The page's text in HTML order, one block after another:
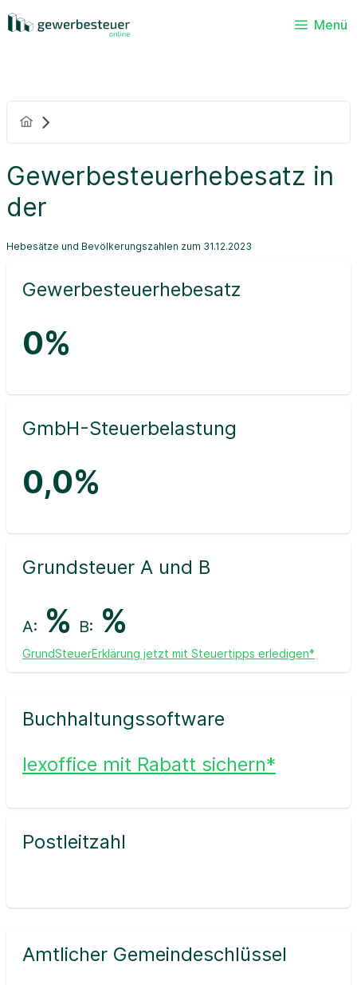
Menü
Gewerbesteuerhebesatz in
der
Hebesätze und Bevölkerungszahlen zum 31.12.2023
Gewerbesteuerhebesatz
0%
GmbH-Steuerbelastung
0,0%
Grundsteuer A und B
A: % B: %
GrundSteuerErklärung jetzt mit Steuertipps erledigen*
Buchhaltungssoftware
lexoffice mit Rabatt sichern*
Postleitzahl
Amtlicher Gemeindeschlüssel